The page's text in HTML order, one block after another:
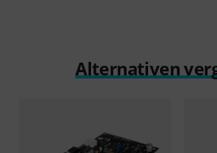
Alternativen